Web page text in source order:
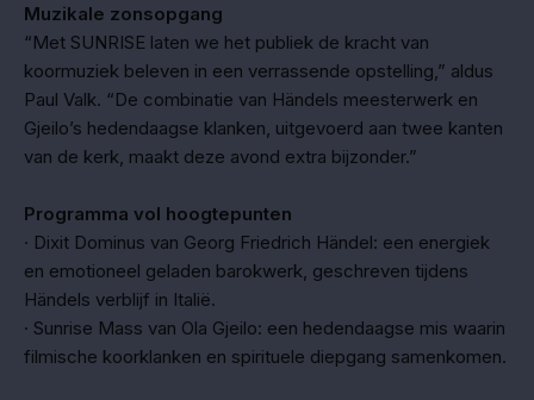
Muzikale zonsopgang
“Met SUNRISE laten we het publiek de kracht van
koormuziek beleven in een verrassende opstelling,” aldus
Paul Valk. “De combinatie van Händels meesterwerk en
Gjeilo’s hedendaagse klanken, uitgevoerd aan twee kanten
van de kerk, maakt deze avond extra bijzonder.”
Programma vol hoogtepunten
· Dixit Dominus van Georg Friedrich Händel: een energiek
en emotioneel geladen barokwerk, geschreven tijdens
Händels verblijf in Italië.
· Sunrise Mass van Ola Gjeilo: een hedendaagse mis waarin
filmische koorklanken en spirituele diepgang samenkomen.